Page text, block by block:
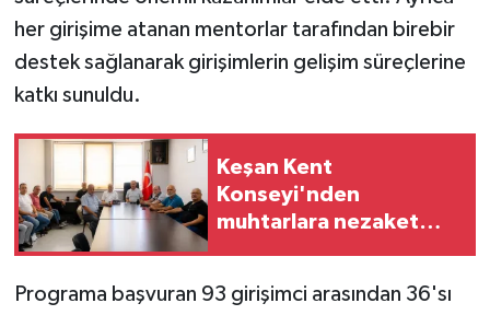
her girişime atanan mentorlar tarafından birebir
destek sağlanarak girişimlerin gelişim süreçlerine
katkı sunuldu.
Keşan Kent
Konseyi'nden
muhtarlara nezaket
Programa başvuran 93 girişimci arasından 36'sı